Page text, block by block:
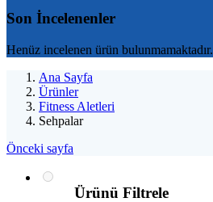
Son İncelenenler
Henüz incelenen ürün bulunmamaktadır.
Ana Sayfa
Ürünler
Fitness Aletleri
Sehpalar
Önceki sayfa
Ürünü Filtrele